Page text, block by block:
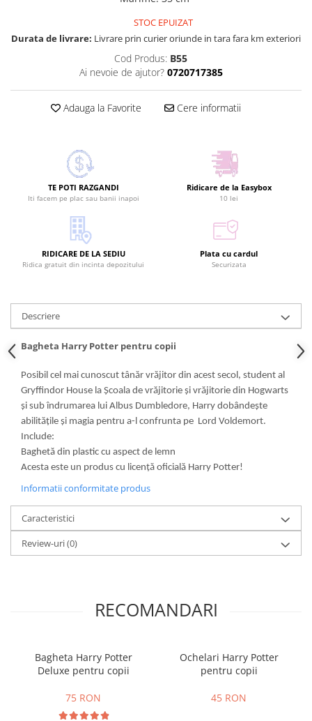
STOC EPUIZAT
Durata de livrare: Livrare prin curier oriunde in tara fara km exteriori
Cod Produs: B55
Ai nevoie de ajutor? 0720717385
Adauga la Favorite Cere informatii
TE POTI RAZGANDI
Iti facem pe plac sau banii inapoi
Ridicare de la Easybox
10 lei
RIDICARE DE LA SEDIU
Ridica gratuit din incinta depozitului
Plata cu cardul
Securizata
Descriere
Bagheta Harry Potter pentru copii
Posibil cel mai cunoscut tânăr vrăjitor din acest secol, student al
Gryffindor House la Școala de vrăjitorie și vrăjitorie din Hogwarts
și sub îndrumarea lui Albus Dumbledore, Harry dobândește
abilitățile și magia pentru a-l confrunta pe Lord Voldemort.
Include:
Baghetă din plastic cu aspect de lemn
Acesta este un produs cu licență oficială Harry Potter!
Informatii conformitate produs
Caracteristici
Review-uri(0)
RECOMANDARI
Bagheta Harry Potter
Deluxe pentru copii
75 RON
Ochelari Harry Potter
pentru copii
45 RON